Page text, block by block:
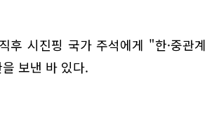
후 시진핑 국가 주석에게 "한·중관계
보낸 바 있다.